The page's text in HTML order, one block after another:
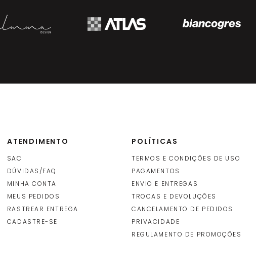
ATENDIMENTO
SAC
DÚVIDAS/FAQ
MINHA CONTA
MEUS PEDIDOS
RASTREAR ENTREGA
CADASTRE-SE
POLÍTICAS
TERMOS E CONDIÇÕES DE USO
PAGAMENTOS
ENVIO E ENTREGAS
TROCAS E DEVOLUÇÕES
CANCELAMENTO DE PEDIDOS
PRIVACIDADE
REGULAMENTO DE PROMOÇÕES